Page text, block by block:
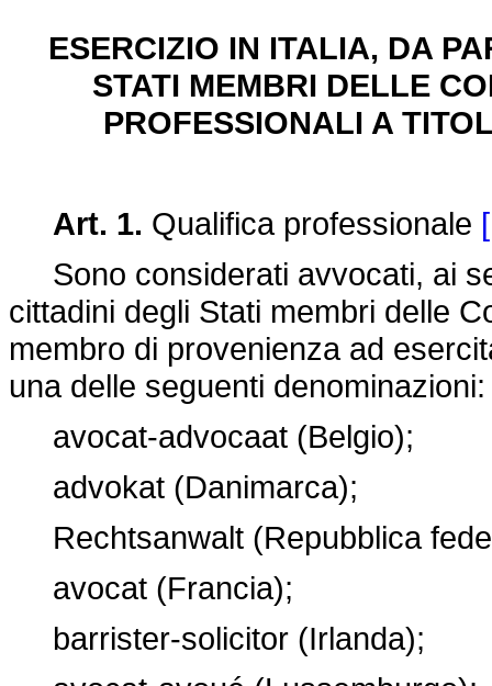
ESERCIZIO IN ITALIA, DA
STATI MEMBRI DELLE
PROFESSIONALI A
Art. 1. Qualifica professionale
Sono considerati avvocati, ai
cittadini degli Stati membri delle
membro di provenienza ad
una delle seguenti denominazioni:
avocat-advocaat (Belgio);
advokat (Danimarca);
Rechtsanwalt (Repubblica
avocat (Francia);
barrister-solicitor (Irlanda);